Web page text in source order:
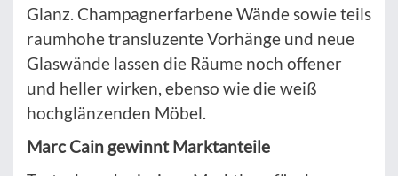
Glanz. Champagnerfarbene Wände sowie teils
raumhohe transluzente Vorhänge und neue
Glaswände lassen die Räume noch offener
und heller wirken, ebenso wie die weiß
hochglänzenden Möbel.
Marc Cain gewinnt Marktanteile